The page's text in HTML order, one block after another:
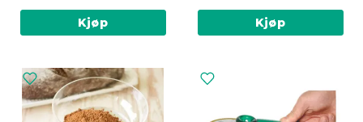
Kjøp Kjøp